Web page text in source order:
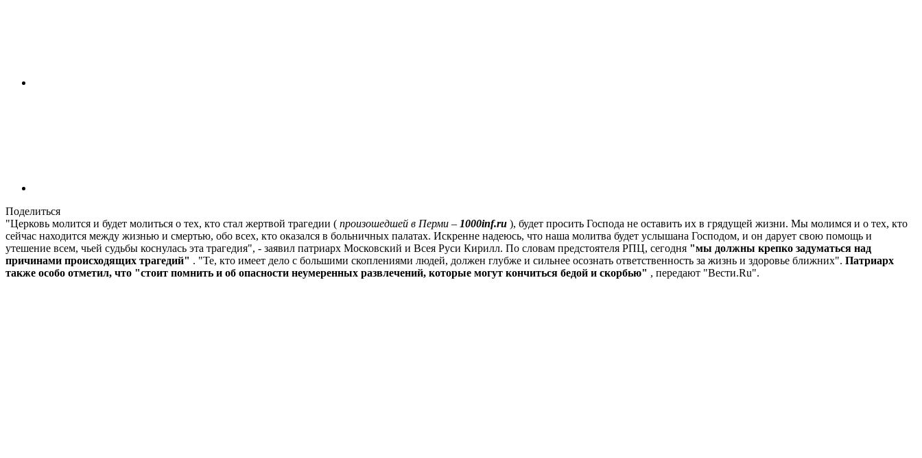
Поделиться
"Церковь молится и будет молиться о тех, кто стал жертвой трагедии ( произошедшей в Перми – 1000inf.ru ), будет просить Господа не оставить их в грядущей жизни. Мы молимся и о тех, кто
сейчас находится между жизнью и смертью, обо всех, кто оказался в больничных палатах. Искренне надеюсь, что наша молитва будет услышана Господом, и он дарует свою помощь и
утешение всем, чьей судьбы коснулась эта трагедия", - заявил патриарх Московский и Всея Руси Кирилл. По словам предстоятеля РПЦ, сегодня "мы должны крепко задуматься над
причинами происходящих трагедий" . "Те, кто имеет дело с большими скоплениями людей, должен глубже и сильнее осознать ответственность за жизнь и здоровье ближних". Патриарх
также особо отметил, что "стоит помнить и об опасности неумеренных развлечений, которые могут кончиться бедой и скорбью" , передают "Вести.Ru".